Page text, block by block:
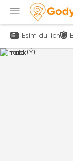
Esim du lịch